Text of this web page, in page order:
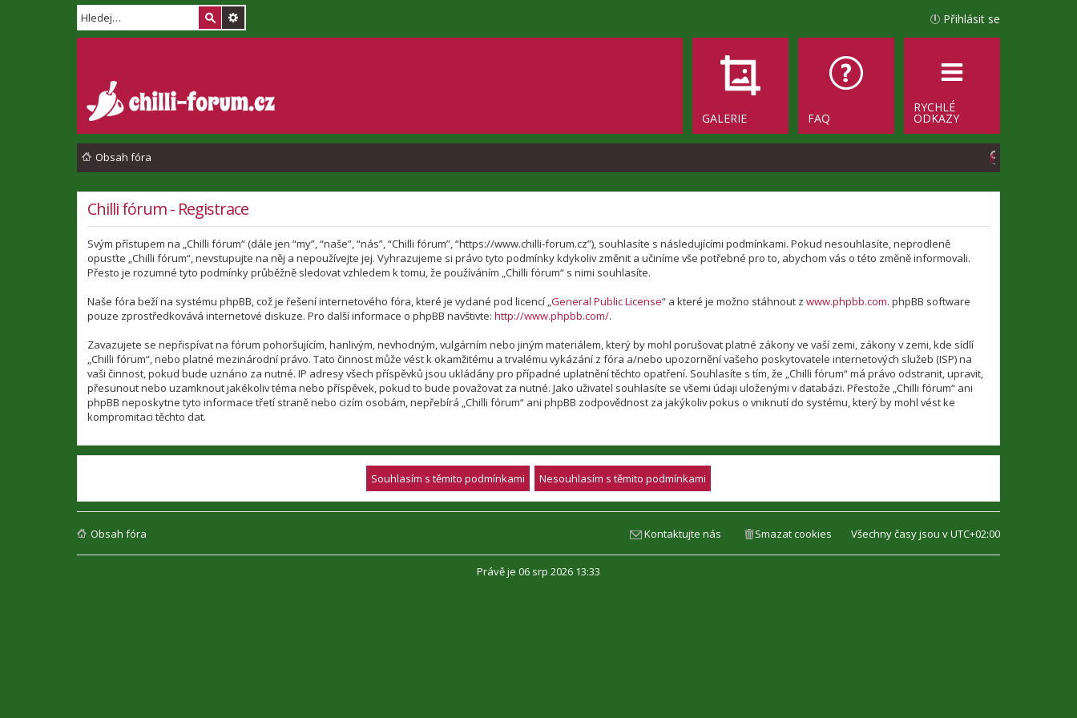
Přihlásit se
RYCHLÉ
ODKAZY
FAQ
GALERIE
Obsah fóra
H
Chilli fórum - Registrace
Svým přístupem na „Chilli fórum“ (dále jen “my”, “naše”, “nás”, “Chilli fórum”, “https://www.chilli-forum.cz”), souhlasíte s následujícími podmínkami. Pokud nesouhlasíte, neprodleně
opusťte „Chilli fórum“, nevstupujte na něj a nepoužívejte jej. Vyhrazujeme si právo tyto podmínky kdykoliv změnit a učiníme vše potřebné pro to, abychom vás o této změně informovali.
Přesto je rozumné tyto podmínky průběžně sledovat vzhledem k tomu, že používáním „Chilli fórum“ s nimi souhlasíte.
Naše fóra beží na systému phpBB, což je řešení internetového fóra, které je vydané pod licencí „General Public License“ a které je možno stáhnout z www.phpbb.com. phpBB software
pouze zprostředkovává internetové diskuze. Pro další informace o phpBB navštivte: http://www.phpbb.com/.
Zavazujete se nepřispívat na fórum pohoršujícím, hanlivým, nevhodným, vulgárním nebo jiným materiálem, který by mohl porušovat platné zákony ve vaší zemi, zákony v zemi, kde sídlí
„Chilli fórum“, nebo platné mezinárodní právo. Tato činnost může vést k okamžitému a trvalému vykázání z fóra a/nebo upozornění vašeho poskytovatele internetových služeb (ISP) na
vaši činnost, pokud bude uznáno za nutné. IP adresy všech příspěvků jsou ukládány pro případné uplatnění těchto opatření. Souhlasíte s tím, že „Chilli fórum“ má právo odstranit, upravit,
přesunout nebo uzamknout jakékoliv téma nebo příspěvek, pokud to bude považovat za nutné. Jako uživatel souhlasíte se všemi údaji uloženými v databázi. Přestože „Chilli fórum“ ani
phpBB neposkytne tyto informace třetí straně nebo cizím osobám, nepřebírá „Chilli fórum“ ani phpBB zodpovědnost za jakýkoliv pokus o vniknutí do systému, který by mohl vést ke
kompromitaci těchto dat.
Obsah fóra Všechny časy jsou vUTC+02:00
Smazat cookies
Kontaktujte nás
Právě je 06 srp 2026 13:33